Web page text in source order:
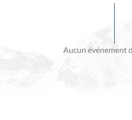
Aucun événement